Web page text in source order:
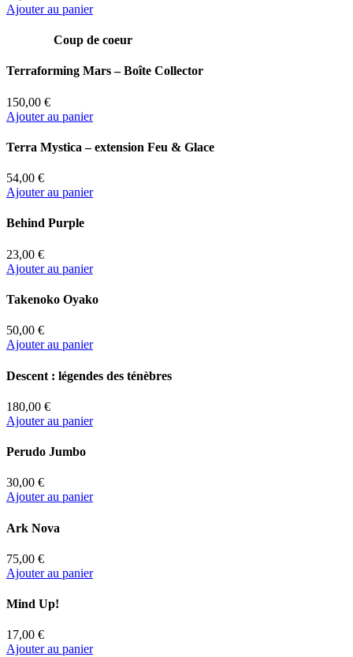
Ajouter au panier
Coup de coeur
Terraforming Mars – Boîte Collector
150,00 €
Ajouter au panier
Terra Mystica – extension Feu & Glace
54,00 €
Ajouter au panier
Behind Purple
23,00 €
Ajouter au panier
Takenoko Oyako
50,00 €
Ajouter au panier
Descent : légendes des ténèbres
180,00 €
Ajouter au panier
Perudo Jumbo
30,00 €
Ajouter au panier
Ark Nova
75,00 €
Ajouter au panier
Mind Up!
17,00 €
Ajouter au panier